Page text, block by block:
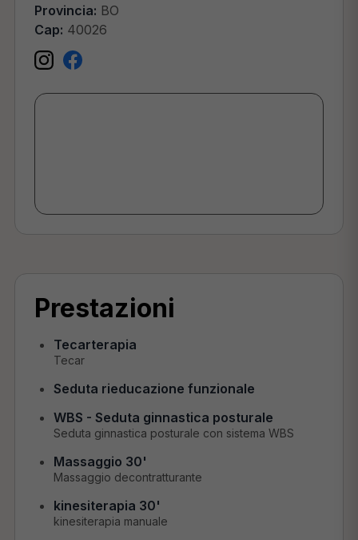
Provincia: BO
Cap: 40026
Prestazioni
Tecarterapia
Tecar
Seduta rieducazione funzionale
WBS - Seduta ginnastica posturale
Seduta ginnastica posturale con sistema WBS
Massaggio 30'
Massaggio decontratturante
kinesiterapia 30'
kinesiterapia manuale